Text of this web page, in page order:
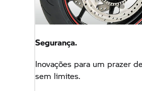
Segurança.
Inovações para um prazer
sem limites.